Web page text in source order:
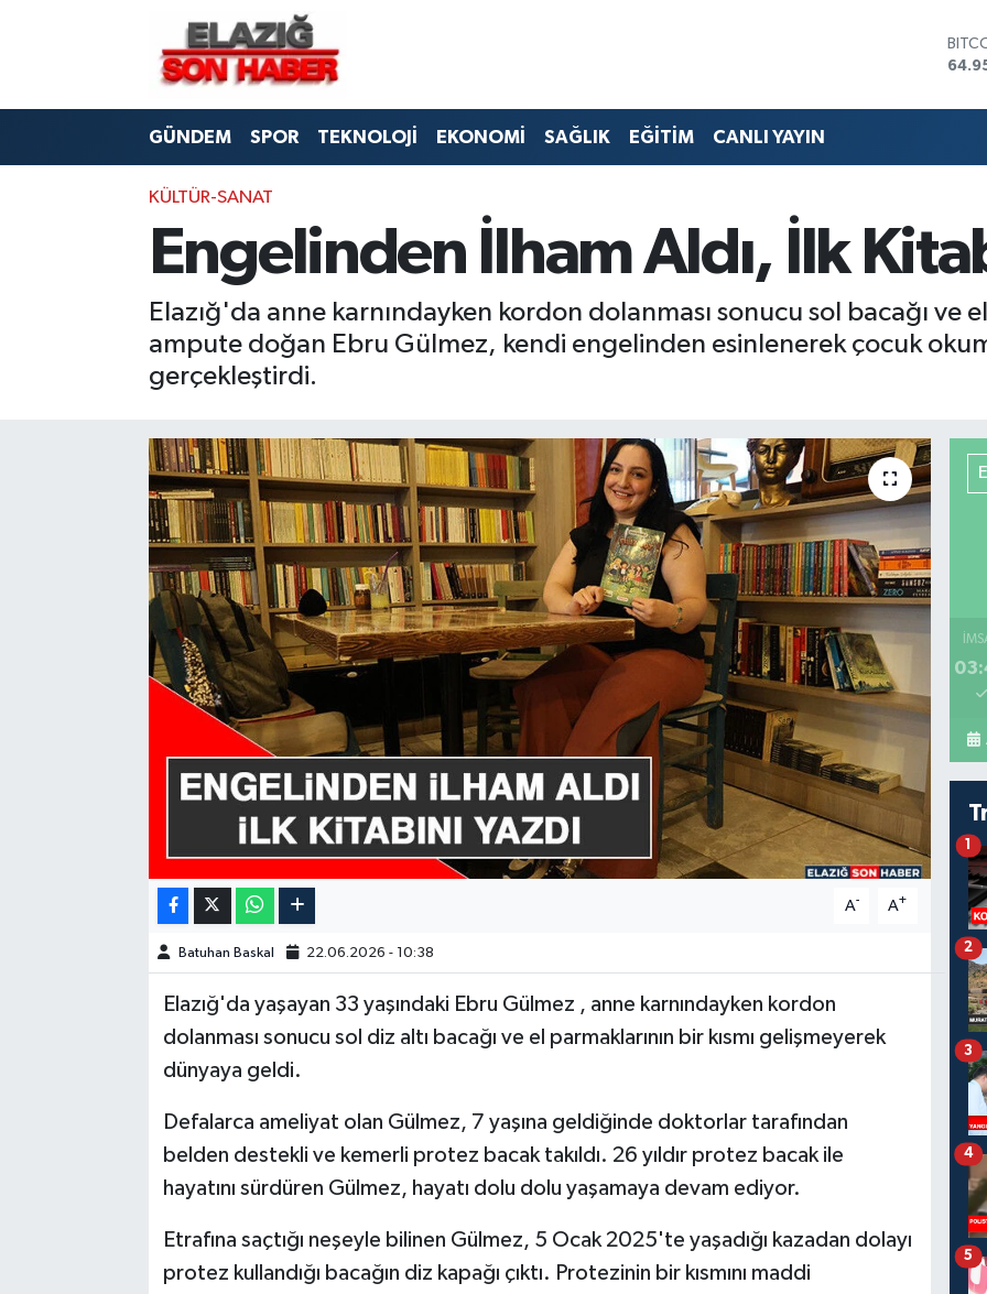
GÜNDEM SPOR TEKNOLOJİ EKONOMİ SAĞLIK EĞİTİM CANLI YAYIN
KÜLTÜR-SANAT
Engelinden İlham Aldı, İlk
Elazığ'da anne karnındayken kordon dolanması sonucu sol bacağı ve el
ampute doğan Ebru Gülmez, kendi engelinden esinlenerek çocuk
gerçekleştirdi.
A- A+
Batuhan Baskal 22.06.2026 - 10:38
Elazığ'da yaşayan 33 yaşındaki Ebru Gülmez , anne karnındayken kordon
dolanması sonucu sol diz altı bacağı ve el parmaklarının bir kısmı gelişmeyerek
dünyaya geldi.
Defalarca ameliyat olan Gülmez, 7 yaşına geldiğinde doktorlar tarafından
belden destekli ve kemerli protez bacak takıldı. 26 yıldır protez bacak ile
hayatını sürdüren Gülmez, hayatı dolu dolu yaşamaya devam ediyor.
Etrafına saçtığı neşeyle bilinen Gülmez, 5 Ocak 2025'te yaşadığı kazadan dolayı
protez kullandığı bacağın diz kapağı çıktı. Protezinin bir kısmını maddi
1
2
3
4
5
CANLI YAYIN
BİLİM VE TEKNOLOJİ
HABERDE İNSAN
KÜLTÜR-SANAT
Merkez Hava Durumu
Merkez Trafik Yoğunluk Haritası
Süper Lig Puan Durumu ve Fikstür
Tüm Manşetler
Son Dakika Haberleri